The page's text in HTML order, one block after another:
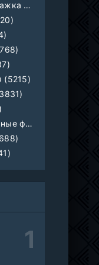
Манипулятор, SubVost, AnimeVost, FumoDub
серия
Короткометражка (700)
(5215)
Документальные фильмы (1923)